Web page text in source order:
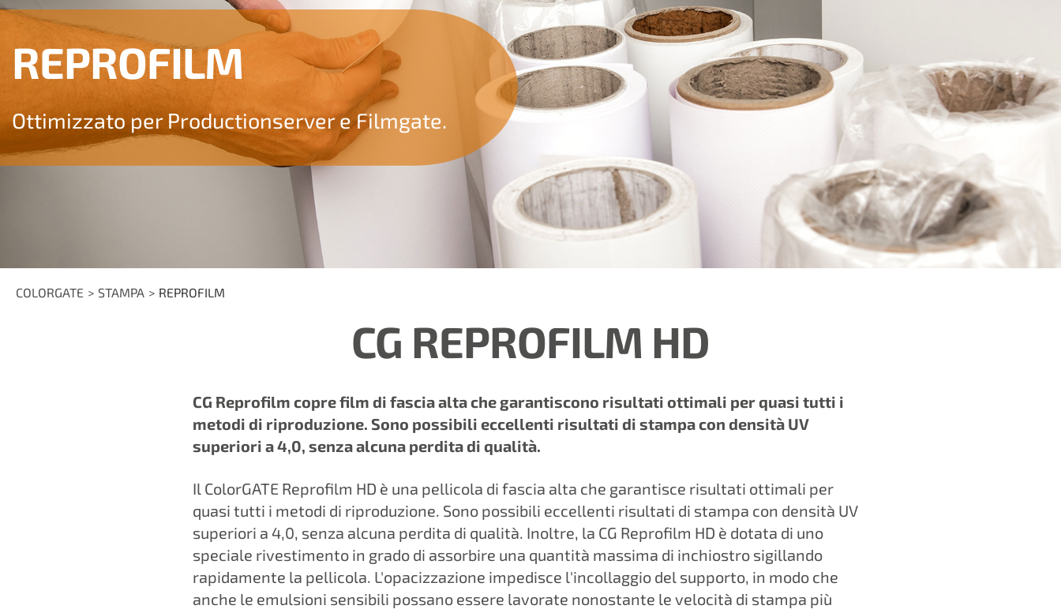
REPROFILM
Ottimizzato per Productionserver e Filmgate.
COLORGATE STAMPA REPROFILM
CG REPROFILM HD
CG Reprofilm copre film di fascia alta che garantiscono risultati ottimali per quasi tutti i
metodi di riproduzione. Sono possibili eccellenti risultati di stampa con densità UV
superiori a 4,0, senza alcuna perdita di qualità.
Il ColorGATE Reprofilm HD è una pellicola di fascia alta che garantisce risultati ottimali per
quasi tutti i metodi di riproduzione. Sono possibili eccellenti risultati di stampa con densità UV
superiori a 4,0, senza alcuna perdita di qualità. Inoltre, la CG Reprofilm HD è dotata di uno
speciale rivestimento in grado di assorbire una quantità massima di inchiostro sigillando
rapidamente la pellicola. L'opacizzazione impedisce l'incollaggio del supporto, in modo che
anche le emulsioni sensibili possano essere lavorate nonostante le velocità di stampa più